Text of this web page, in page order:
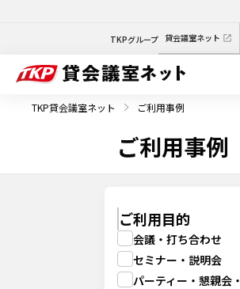
TKPグループ 貸会議室ネット
TKP貸会議室ネット ご利用事例
ご利用事例
ご利用目的
会議・打ち合わせ
セミナー・説明会
パーティー・懇親会・